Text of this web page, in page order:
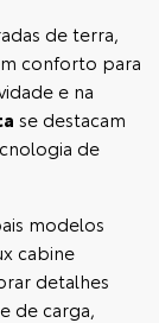
de terra,
conforto para
e na
se destacam
de
modelos
cabine
detalhes
de carga,